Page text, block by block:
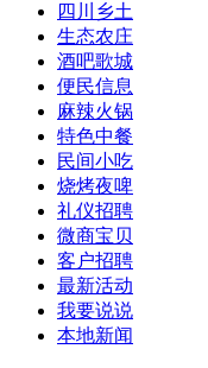
四川乡土
生态农庄
酒吧歌城
便民信息
麻辣火锅
特色中餐
民间小吃
烧烤夜啤
礼仪招聘
微商宝贝
客户招聘
最新活动
我要说说
本地新闻